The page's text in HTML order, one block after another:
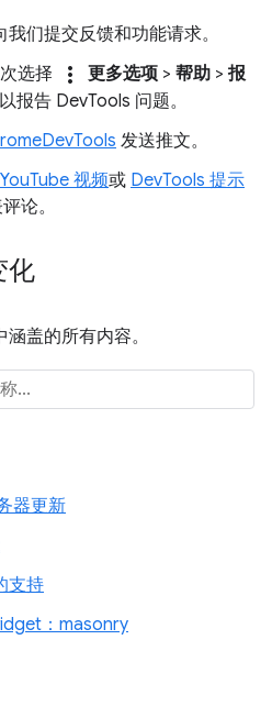
我们提交反馈和功能请求。
选择
more_vert 更多选项 > 帮助 > 报
以报告 DevTools 问题。
发送推文。
视频或 DevTools 提示
论。
化
涵盖的所有内容。
器更新
支持
：masonry